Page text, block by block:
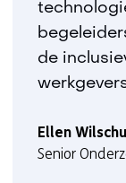
de
Ellen
Senior